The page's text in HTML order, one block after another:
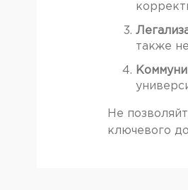
также
Не
ключевого